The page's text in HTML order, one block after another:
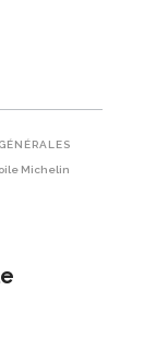
Michelin